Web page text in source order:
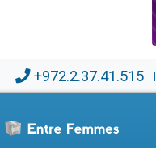
+972.2.37.41.515